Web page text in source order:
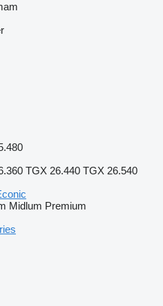
TGX 26.440 TGX 26.540
Midlum Premium